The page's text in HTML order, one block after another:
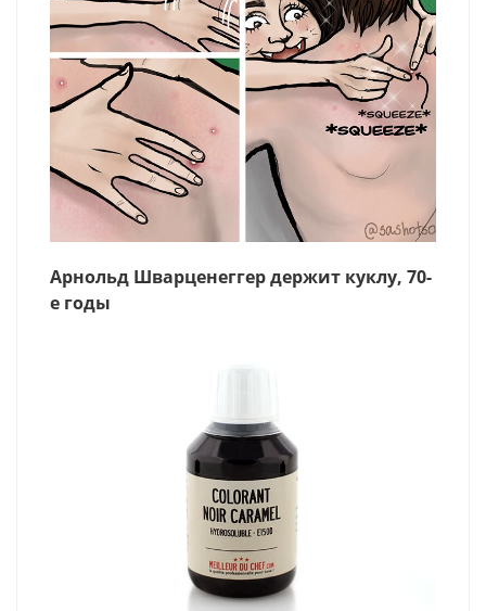
Арнольд Шварценеггер держит куклу, 70-
е годы